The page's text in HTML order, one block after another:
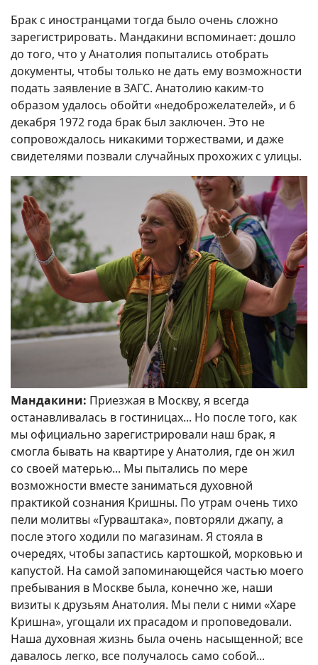
Брак с иностранцами тогда было очень сложно
зарегистрировать. Мандакини вспоминает: дошло
до того, что у Анатолия попытались отобрать
документы, чтобы только не дать ему возможности
подать заявление в ЗАГС. Анатолию каким-то
образом удалось обойти «недоброжелателей», и 6
декабря 1972 года брак был заключен. Это не
сопровождалось никакими торжествами, и даже
свидетелями позвали случайных прохожих с улицы.
Мандакини: Приезжая в Москву, я всегда
останавливалась в гостиницах... Но после того, как
мы официально зарегистрировали наш брак, я
смогла бывать на квартире у Анатолия, где он жил
со своей матерью... Мы пытались по мере
возможности вместе заниматься духовной
практикой сознания Кришны. По утрам очень тихо
пели молитвы «Гурваштака», повторяли джапу, а
после этого ходили по магазинам. Я стояла в
очередях, чтобы запастись картошкой, морковью и
капустой. На самой запоминающейся частью моего
пребывания в Москве была, конечно же, наши
визиты к друзьям Анатолия. Мы пели с ними «Харе
Кришна», угощали их прасадом и проповедовали.
Наша духовная жизнь была очень насыщенной; все
давалось легко, все получалось само собой...